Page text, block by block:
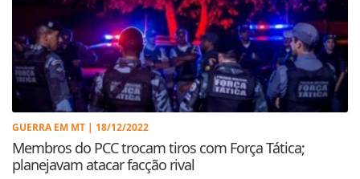
GUERRA EM MT | 18/12/2022
Membros do PCC trocam tiros com Força Tática;
planejavam atacar facção rival